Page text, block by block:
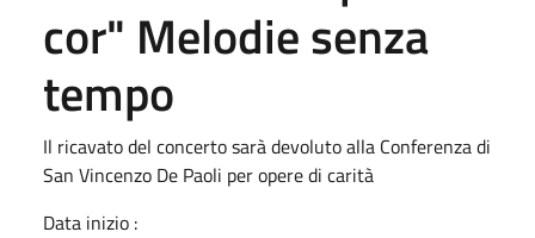
cor" Melodie senza
tempo
Il ricavato del concerto sarà devoluto alla Conferenza di
San Vincenzo De Paoli per opere di carità
Data inizio :